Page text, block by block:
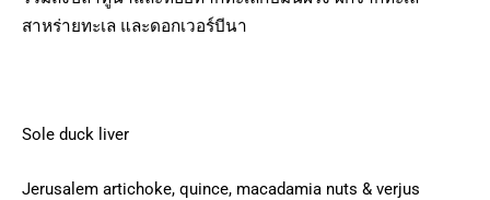
สาหร่ายทะเล และดอกเวอร์บีนา
Sole duck liver
Jerusalem artichoke, quince, macadamia nuts & verjus